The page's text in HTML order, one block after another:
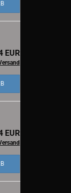
EUR
EUR